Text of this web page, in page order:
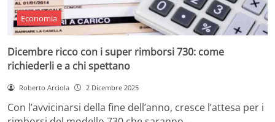
Economia
Dicembre ricco con i super rimborsi 730: come
richiederli e a chi spettano
Roberto Arciola 2 Dicembre 2025
Con l’avvicinarsi della fine dell’anno, cresce l’attesa per i